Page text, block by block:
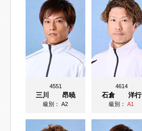
4551
三川 昂暁
級別：A2
4614
石倉 洋行
級別：A1